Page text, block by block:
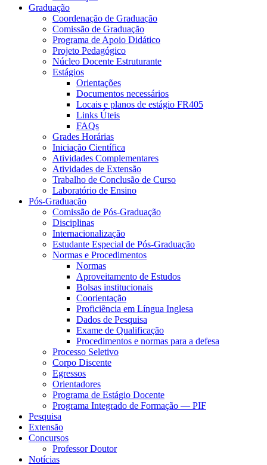
Graduação
Coordenação de Graduação
Comissão de Graduação
Programa de Apoio Didático
Projeto Pedagógico
Núcleo Docente Estruturante
Estágios
Orientações
Documentos necessários
Locais e planos de estágio FR405
Links Úteis
FAQs
Grades Horárias
Iniciação Científica
Atividades Complementares
Atividades de Extensão
Trabalho de Conclusão de Curso
Laboratório de Ensino
Pós-Graduação
Comissão de Pós-Graduação
Disciplinas
Internacionalização
Estudante Especial de Pós-Graduação
Normas e Procedimentos
Normas
Aproveitamento de Estudos
Bolsas institucionais
Coorientação
Proficiência em Língua Inglesa
Dados de Pesquisa
Exame de Qualificação
Procedimentos e normas para a defesa
Processo Seletivo
Corpo Discente
Egressos
Orientadores
Programa de Estágio Docente
Programa Integrado de Formação — PIF
Pesquisa
Extensão
Concursos
Professor Doutor
Notícias